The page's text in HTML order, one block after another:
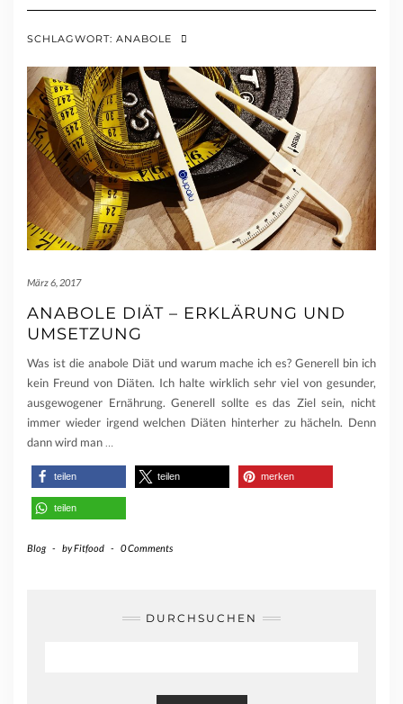
SCHLAGWORT: ANABOLE
März 6, 2017
ANABOLE DIÄT – ERKLÄRUNG UND
UMSETZUNG
Was ist die anabole Diät und warum mache ich es? Generell bin ich
kein Freund von Diäten. Ich halte wirklich sehr viel von gesunder,
ausgewogener Ernährung. Generell sollte es das Ziel sein, nicht
immer wieder irgend welchen Diäten hinterher zu hächeln. Denn
dann wird man…
teilen teilen merken
teilen
Blog - byFitfood - 0 Comments
DURCHSUCHEN